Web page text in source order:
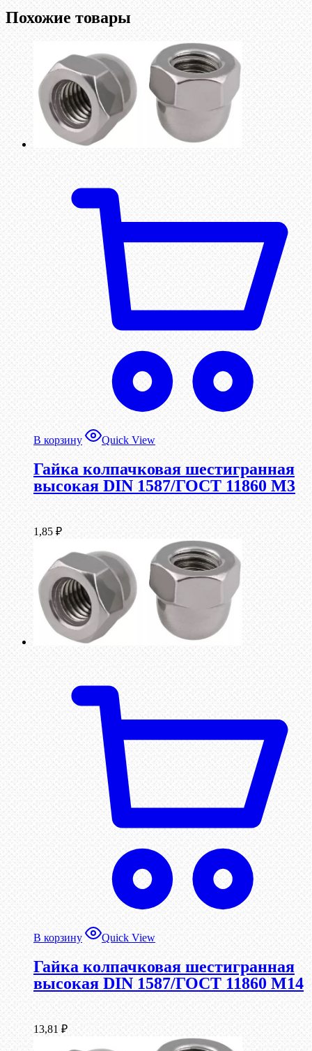
Похожие товары
В корзину Quick View
Гайка колпачковая шестигранная
высокая DIN 1587/ГОСТ 11860 М3
1,85 ₽
В корзину Quick View
Гайка колпачковая шестигранная
высокая DIN 1587/ГОСТ 11860 М14
13,81 ₽